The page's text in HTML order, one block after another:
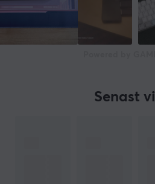
Senast